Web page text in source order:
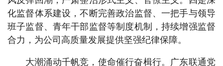
化监督体系建设，不断完善政治监督、一把手与领导
班子监督、青年干部监督等制度机制，持续增强监督
合力，为公司高质量发展提供坚强纪律保障。
大潮涌动千帆竞，使命催行奋楫行。广东联通党